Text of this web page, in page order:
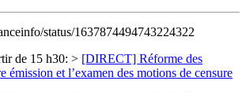
status/1637874494743224322
de 15 h30: > [DIRECT] Réforme des
émission et l’examen des motions de censure